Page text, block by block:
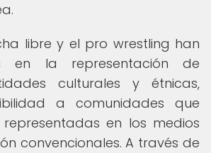
libre y el pro wrestling han
en la representación de
culturales y étnicas,
a comunidades que
en los medios
convencionales. A través de